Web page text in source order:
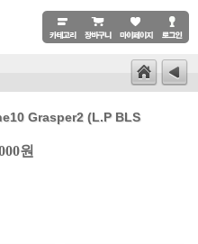
Grasper2 (L.P BLS
원